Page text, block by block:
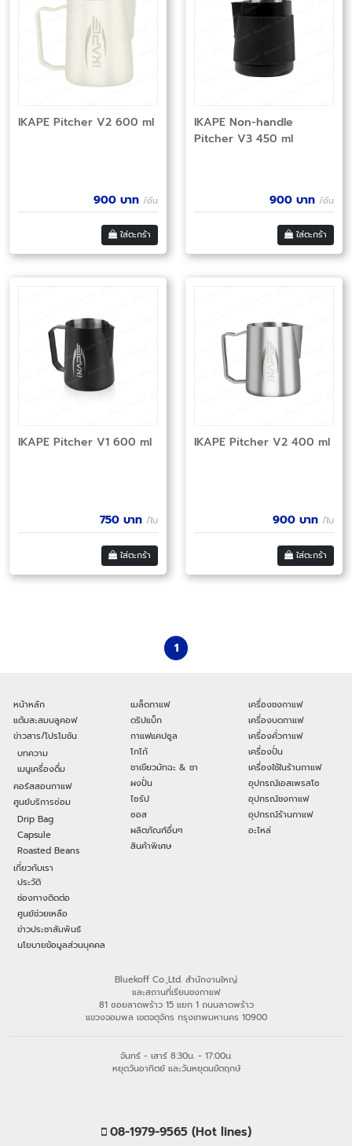
IKAPE Pitcher V2 600 ml
900 บาท /อัน
ใส่ตะกร้า
IKAPE Non-handle
Pitcher V3 450 ml
900 บาท /อัน
ใส่ตะกร้า
IKAPE Pitcher V1 600 ml
750 บาท /ใบ
ใส่ตะกร้า
IKAPE Pitcher V2 400 ml
900 บาท /ใบ
ใส่ตะกร้า
1
หน้าหลัก
แต้มสะสมบลูคอฟ
ข่าวสาร/โปรโมชัน
บทความ
เมนูเครื่องดื่ม
คอร์สสอนกาแฟ
ศูนย์บริการซ่อม
Drip Bag
Capsule
Roasted Beans
เกี่ยวกับเรา
ประวัติ
ช่องทางติดต่อ
ศูนย์ช่วยเหลือ
ข่าวประชาสัมพันธ์
นโยบายข้อมูลส่วนบุคคล
เมล็ดกาแฟ
ดริปแบ็ก
กาแฟแคปซูล
โกโก้
ชาเขียวมัทฉะ & ชา
ผงปั่น
ไซรัป
ซอส
ผลิตภัณฑ์อื่นๆ
สินค้าพิเศษ
เครื่องชงกาแฟ
เครื่องบดกาแฟ
เครื่องคั่วกาแฟ
เครื่องปั่น
เครื่องใช้ในร้านกาแฟ
อุปกรณ์เอสเพรสโซ
อุปกรณ์ชงกาแฟ
อุปกรณ์ร้านกาแฟ
อะไหล่
Bluekoff Co.,Ltd. สำนักงานใหญ่
และสถานที่เรียนชงกาแฟ
81 ซอยลาดพร้าว 15 แยก 1 ถนนลาดพร้าว
แขวงจอมพล เขตจตุจักร กรุงเทพมหานคร 10900
จันทร์ - เสาร์ 8:30น. - 17:00น.
หยุดวันอาทิตย์ และวันหยุดนขัตฤกษ์
08-1979-9565 (Hot lines)